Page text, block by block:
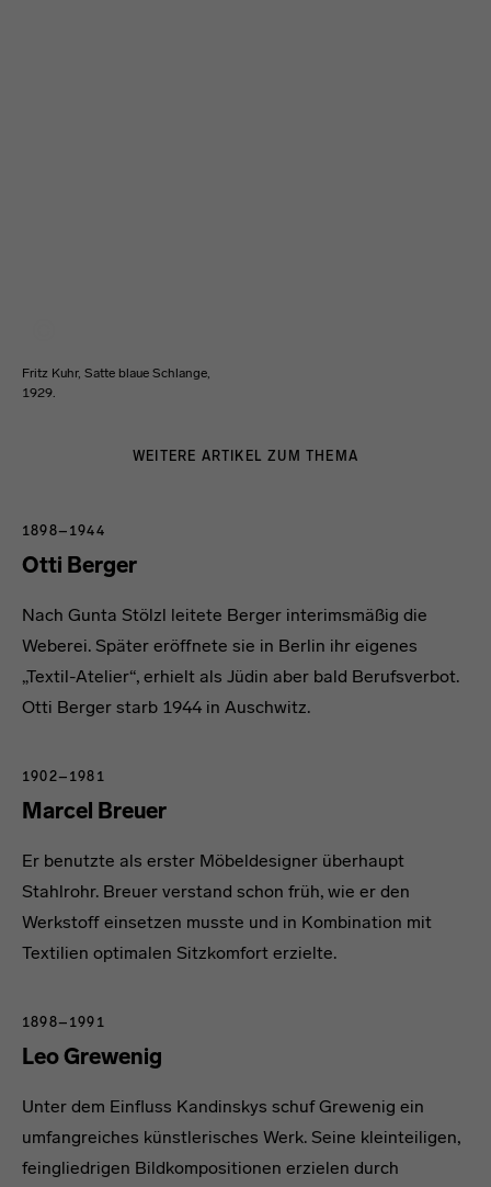
Fritz Kuhr, Satte blaue Schlange,
1929.
WEITERE ARTIKEL ZUM THEMA
Otti Berger
1898–1944
Nach Gunta Stölzl leitete Berger interimsmäßig die
Weberei. Später eröffnete sie in Berlin ihr eigenes
„Textil-Atelier“, erhielt als Jüdin aber bald Berufsverbot.
Otti Berger starb 1944 in Auschwitz.
Marcel Breuer
1902–1981
Er benutzte als erster Möbeldesigner überhaupt
Stahlrohr. Breuer verstand schon früh, wie er den
Werkstoff einsetzen musste und in Kombination mit
Textilien optimalen Sitzkomfort erzielte.
Leo Grewenig
1898–1991
Unter dem Einfluss Kandinskys schuf Grewenig ein
umfangreiches künstlerisches Werk. Seine kleinteiligen,
feingliedrigen Bildkompositionen erzielen durch